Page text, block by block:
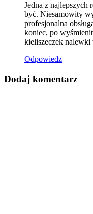
Jedna z najlepszych
być. Niesamowity
profesjonalna
koniec, po
kieliszeczek
Odpowiedz
Dodaj komentarz